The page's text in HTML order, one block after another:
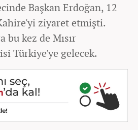
Başkan Erdoğan, 12
ziyaret etmişti.
bu kez de Mısır
Türkiye'ye gelecek.